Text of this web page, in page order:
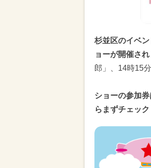
杉並区のイベ
ョーが開催さ
郎」、14時15
ショーの参加
らまずチェッ